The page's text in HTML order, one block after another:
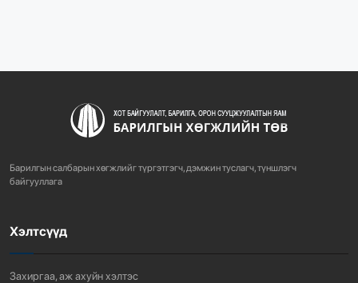
ХОТ БАЙГУУЛАЛТЫН ТУХАЙ ХУУЛИЙН
3 сарын өмнө
Барилгын салбарын хөгжлийг түргэтгэгч, дэмжин туслагч, түншлэгч
байгууллага
Хэлтсүүд
Захиргаа, аж ахуйн хэлтэс